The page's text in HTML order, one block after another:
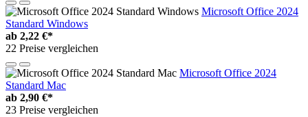
Microsoft Office 2024
Standard Windows
ab 2,22 €*
22 Preise vergleichen
Microsoft Office 2024
Standard Mac
ab 2,90 €*
23 Preise vergleichen